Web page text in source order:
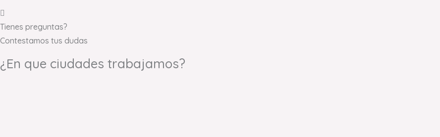
Tienes preguntas?
Contestamos tus dudas
¿En que ciudades trabajamos?